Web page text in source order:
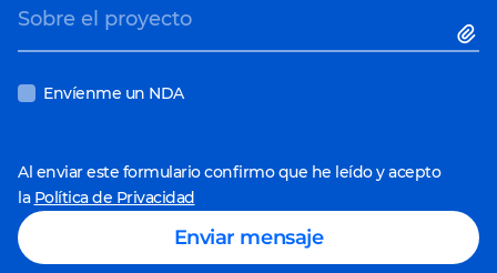
Sobre el proyecto
Envíenme un NDA
Al enviar este formulario confirmo que he leído y acepto
la Política de Privacidad
Enviar mensaje